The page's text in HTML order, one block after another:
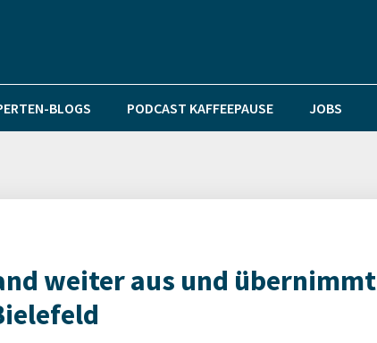
BLOGS PODCAST KAFFEEPAUSE JOBS
weiter aus und übernimmt